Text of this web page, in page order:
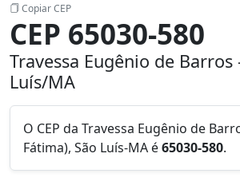
Copiar CEP
CEP 65030-580
Travessa Eugênio de Barros
Luís/MA
O CEP da Travessa Eugênio de
Fátima), São Luís-MA é65030-580.